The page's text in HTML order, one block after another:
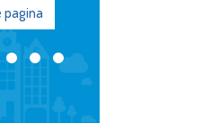
pagina